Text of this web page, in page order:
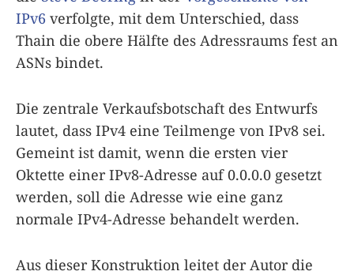
IPv6 verfolgte, mit dem Unterschied, dass
Thain die obere Hälfte des Adressraums fest an
ASNs bindet.
Die zentrale Verkaufsbotschaft des Entwurfs
lautet, dass IPv4 eine Teilmenge von IPv8 sei.
Gemeint ist damit, wenn die ersten vier
Oktette einer IPv8-Adresse auf 0.0.0.0 gesetzt
werden, soll die Adresse wie eine ganz
normale IPv4-Adresse behandelt werden.
Aus dieser Konstruktion leitet der Autor die